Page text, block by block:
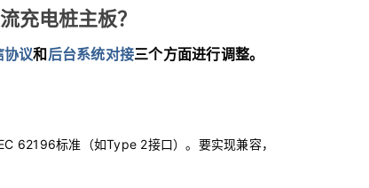
充电桩主板？
协议和后台系统对接三个方面进行调整。
62196标准（如Type 2接口）。要实现兼容，